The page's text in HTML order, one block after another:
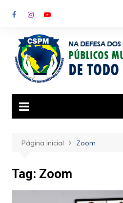
para
conteúdo
Página inicial Zoom
Tag: Zoom